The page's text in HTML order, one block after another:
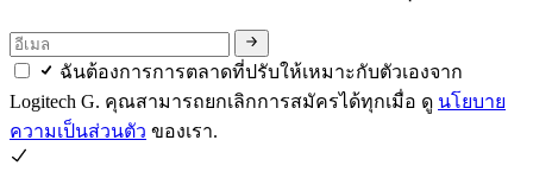
ฉันต้องการการตลาดที่ปรับให้เหมาะกับตัวเองจาก
Logitech G. คุณสามารถยกเลิกการสมัครได้ทุกเมื่อ ดู นโยบาย
ความเป็นส่วนตัว ของเรา.